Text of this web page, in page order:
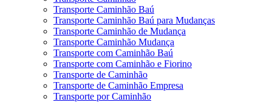
Transporte Caminhão Baú
Transporte Caminhão Baú para Mudanças
Transporte Caminhão de Mudança
Transporte Caminhão Mudança
Transporte com Caminhão Baú
Transporte com Caminhão e Fiorino
Transporte de Caminhão
Transporte de Caminhão Empresa
Transporte por Caminhão